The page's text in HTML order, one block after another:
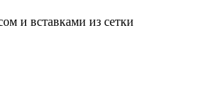
и вставками из сетки